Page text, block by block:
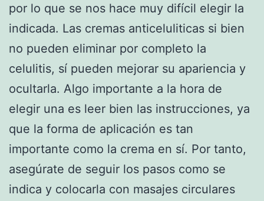
por lo que se nos hace muy difícil elegir la
indicada. Las cremas anticeluliticas si bien
no pueden eliminar por completo la
celulitis, sí pueden mejorar su apariencia y
ocultarla. Algo importante a la hora de
elegir una es leer bien las instrucciones, ya
que la forma de aplicación es tan
importante como la crema en sí. Por tanto,
asegúrate de seguir los pasos como se
indica y colocarla con masajes circulares